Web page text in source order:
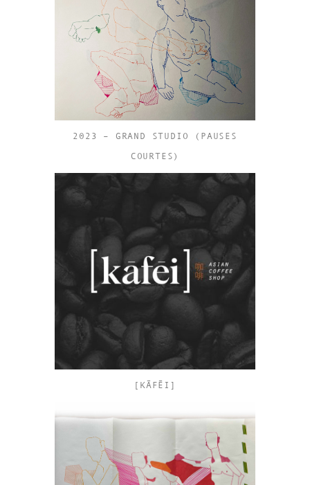
2023 – GRAND STUDIO (PAUSES
COURTES)
[KĀFĒI]